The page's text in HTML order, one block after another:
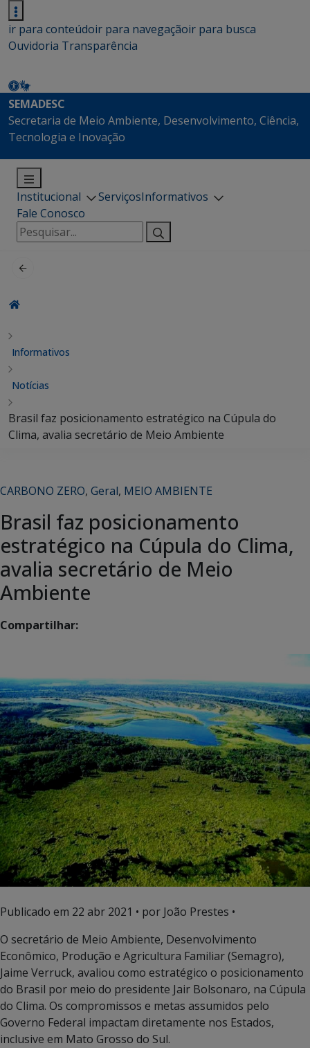
ir para conteúdoir para navegaçãoir para busca
Ouvidoria Transparência
SEMADESC
Secretaria de Meio Ambiente, Desenvolvimento, Ciência,
Tecnologia e Inovação
Institucional ServiçosInformativos
Fale Conosco
Pesquisar
por:
Informativos
Notícias
Brasil faz posicionamento estratégico na Cúpula do
Clima, avalia secretário de Meio Ambiente
CARBONO ZERO, Geral, MEIO AMBIENTE
Brasil faz posicionamento
estratégico na Cúpula do Clima,
avalia secretário de Meio
Ambiente
Compartilhar:
Publicado em 22 abr 2021 • por João Prestes •
O secretário de Meio Ambiente, Desenvolvimento
Econômico, Produção e Agricultura Familiar (Semagro),
Jaime Verruck, avaliou como estratégico o posicionamento
do Brasil por meio do presidente Jair Bolsonaro, na Cúpula
do Clima. Os compromissos e metas assumidos pelo
Governo Federal impactam diretamente nos Estados,
inclusive em Mato Grosso do Sul.